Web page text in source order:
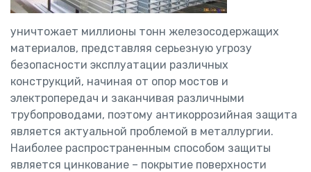
уничтожает миллионы тонн железосодержащих
материалов, представляя серьезную угрозу
безопасности эксплуатации различных
конструкций, начиная от опор мостов и
электропередач и заканчивая различными
трубопроводами, поэтому антикоррозийная защита
является актуальной проблемой в металлургии.
Наиболее распространенным способом защиты
является цинкование – покрытие поверхности